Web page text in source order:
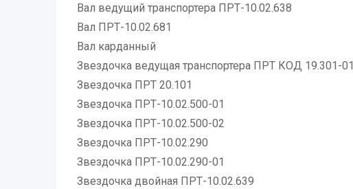
Вал ведущий транспортера ПРТ-10.02.638
Вал ПРТ-10.02.681
Вал карданный
Звездочка ведущая транспортера ПРТ КОД 19.301-01
Звездочка ПРТ 20.101
Звездочка ПРТ-10.02.500-01
Звездочка ПРТ-10.02.500-02
Звездочка ПРТ-10.02.290
Звездочка ПРТ-10.02.290-01
Звездочка двойная ПРТ-10.02.639